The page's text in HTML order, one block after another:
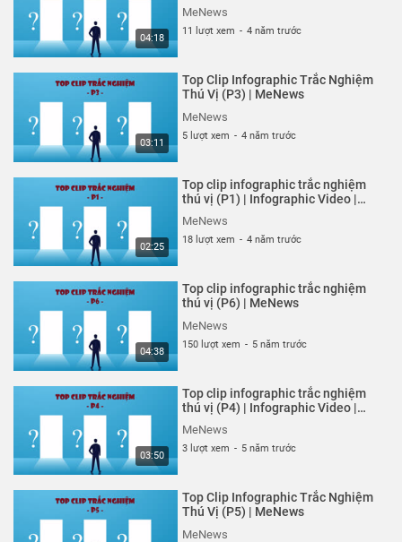
495 lượt xem
MeNews
518 lượt xem
đời' với mẫu người nào? |
MeNews
MeNews
515 lượt xem
Đường Số Mệnh Ở Tay Phải |
MeNews
MeNews
507 lượt xem
MeNews
488 lượt xem
Nghịch Cảnh Của Bạn | MeNews
MeNews
514 lượt xem
04:18
MeNews
11 lượt xem - 4 năm trước
03:11
Top Clip Infographic Trắc Nghiệm
Thú Vị (P3) | MeNews
MeNews
5 lượt xem - 4 năm trước
02:25
Top clip infographic trắc nghiệm
thú vị (P1) | Infographic Video |
MeNews
18 lượt xem - 4 năm trước
04:38
Top clip infographic trắc nghiệm
thú vị (P6) | MeNews
MeNews
150 lượt xem - 5 năm trước
03:50
Top clip infographic trắc nghiệm
thú vị (P4) | Infographic Video |
MeNews
3 lượt xem - 5 năm trước
Top Clip Infographic Trắc Nghiệm
Thú Vị (P5) | MeNews
MeNews